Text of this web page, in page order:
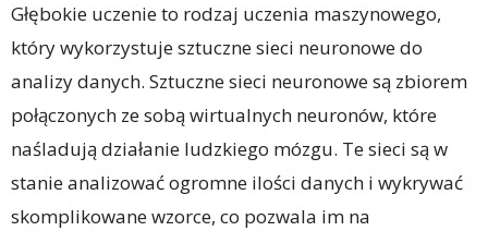
Głębokie uczenie to rodzaj uczenia maszynowego,
który wykorzystuje sztuczne sieci neuronowe do
analizy danych. Sztuczne sieci neuronowe są zbiorem
połączonych ze sobą wirtualnych neuronów, które
naśladują działanie ludzkiego mózgu. Te sieci są w
stanie analizować ogromne ilości danych i wykrywać
skomplikowane wzorce, co pozwala im na